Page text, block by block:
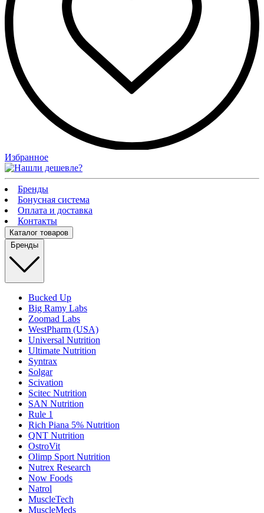
Избранное
Бренды
Бонусная система
Оплата и доставка
Контакты
Каталог товаров
Бренды
Bucked Up
Big Ramy Labs
Zoomad Labs
WestPharm (USA)
Universal Nutrition
Ultimate Nutrition
Syntrax
Solgar
Scivation
Scitec Nutrition
SAN Nutrition
Rule 1
Rich Piana 5% Nutrition
QNT Nutrition
OstroVit
Olimp Sport Nutrition
Nutrex Research
Now Foods
Natrol
MuscleTech
MuscleMeds